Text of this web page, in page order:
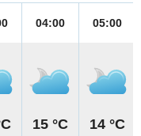
04:00
15 °C
05:00
14 °C